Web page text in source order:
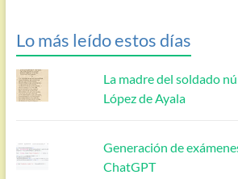
Lo más leído estos días
La madre del soldado
López de Ayala
Generación de
ChatGPT